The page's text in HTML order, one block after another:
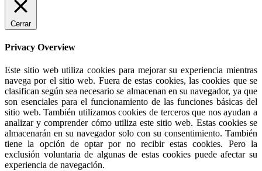
Cerrar
Privacy Overview
Este sitio web utiliza cookies para mejorar su experiencia mientras
navega por el sitio web. Fuera de estas cookies, las cookies que se
clasifican según sea necesario se almacenan en su navegador, ya que
son esenciales para el funcionamiento de las funciones básicas del
sitio web. También utilizamos cookies de terceros que nos ayudan a
analizar y comprender cómo utiliza este sitio web. Estas cookies se
almacenarán en su navegador solo con su consentimiento. También
tiene la opción de optar por no recibir estas cookies. Pero la
exclusión voluntaria de algunas de estas cookies puede afectar su
experiencia de navegación.